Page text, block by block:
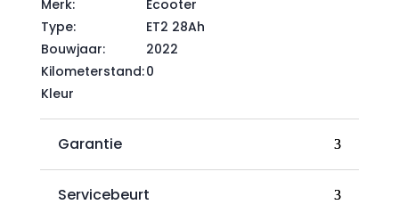
Merk:
Ecooter
Type:
ET2 28Ah
Bouwjaar:
2022
Kilometerstand:0
Kleur
Garantie
Servicebeurt